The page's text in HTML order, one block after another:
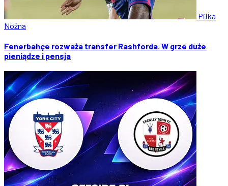
Piłka
Nożna
Fenerbahçe rozważa transfer Rashforda. W grze duże
pieniądze i pensja